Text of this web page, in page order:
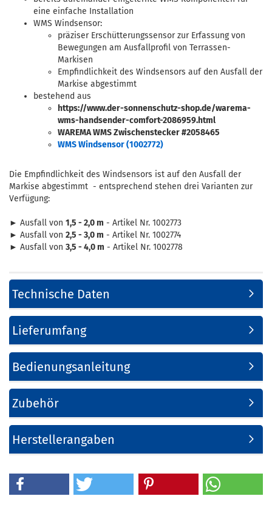
eine einfache Installation
WMS Windsensor:
präziser Erschütterungssensor zur Erfassung von
Bewegungen am Ausfallprofil von Terrassen-
Markisen
Empfindlichkeit des Windsensors auf den Ausfall der
Markise abgestimmt
bestehend aus
https://www.der-sonnenschutz-shop.de/warema-
wms-handsender-comfort-2086959.html
WAREMA WMS Zwischenstecker #2058465
WMS Windsensor (1002772)
Die Empfindlichkeit des Windsensors ist auf den Ausfall der
Markise abgestimmt - entsprechend stehen drei Varianten zur
Verfügung:
► Ausfall von 1,5 - 2,0 m - Artikel Nr. 1002773
► Ausfall von 2,5 - 3,0 m - Artikel Nr. 1002774
► Ausfall von 3,5 - 4,0 m - Artikel Nr. 1002778
Technische Daten
Lieferumfang
Bedienungsanleitung
Zubehör
Herstellerangaben